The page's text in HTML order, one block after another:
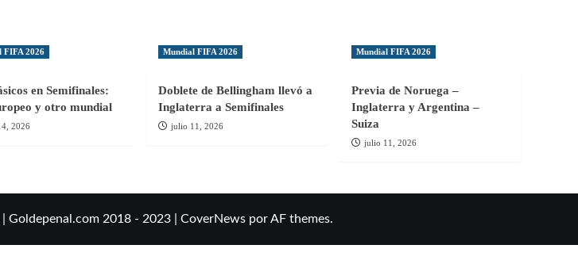
FIFA 2026
en Semifinales:
y otro mundial
2026
Mundial FIFA 2026
Doblete de Bellingham llevó a
Inglaterra a Semifinales
julio 11, 2026
Mundial FIFA 2026
Previa de Noruega –
Inglaterra y Argentina –
Suiza
julio 11, 2026
Goldepenal.com 2018 - 2023 CoverNews por AF themes.